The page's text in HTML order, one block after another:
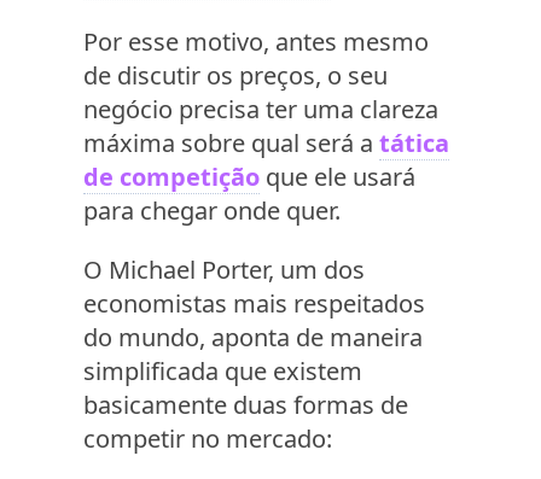
Por esse motivo, antes mesmo
de discutir os preços, o seu
negócio precisa ter uma clareza
máxima sobre qual será a tática
de competição que ele usará
para chegar onde quer.
O Michael Porter, um dos
economistas mais respeitados
do mundo, aponta de maneira
simplificada que existem
basicamente duas formas de
competir no mercado: